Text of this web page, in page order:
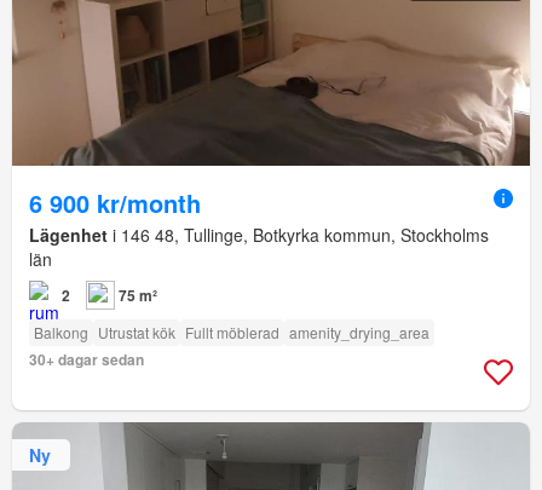
6 900 kr/month
Lägenhet i 146 48, Tullinge, Botkyrka kommun, Stockholms
län
2 75 m²
Balkong Utrustat kök Fullt möblerad amenity_drying_area
30+ dagar sedan
Ny